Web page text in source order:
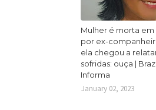
Mulher é morta em
por ex-
ela chegou a
sofridas: ouça |
Informa
January 02, 2023